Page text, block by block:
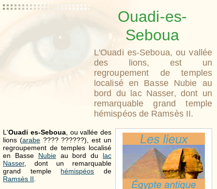
Ouadi-es-
Seboua
L'Ouadi es-Seboua, ou vallée
des lions, est un
regroupement de temples
localisé en Basse Nubie au
bord du lac Nasser, dont un
remarquable grand temple
hémispéos de Ramsès II.
L'Ouadi es-Seboua, ou vallée des
lions (arabe???? ??????), est un
regroupement de temples localisé
en Basse Nubieau bord du lac
Nasser, dont un remarquable
grand temple hémispéos de
Ramsès II